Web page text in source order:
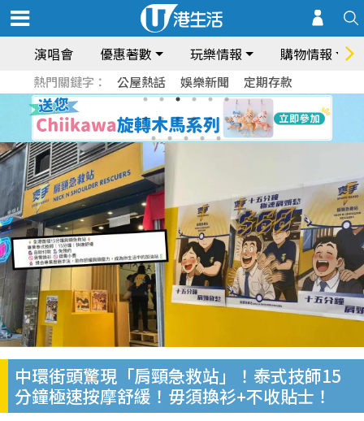
演唱會 優惠著數 玩樂情報 購物情報
熱門關鍵字： 公屋熱話 娛樂新聞 定期存款
中環街頭驚現「肩頸急救站」！泰式技師15
分鐘極速按摩舒緩！毋須換衫+不收貼士！